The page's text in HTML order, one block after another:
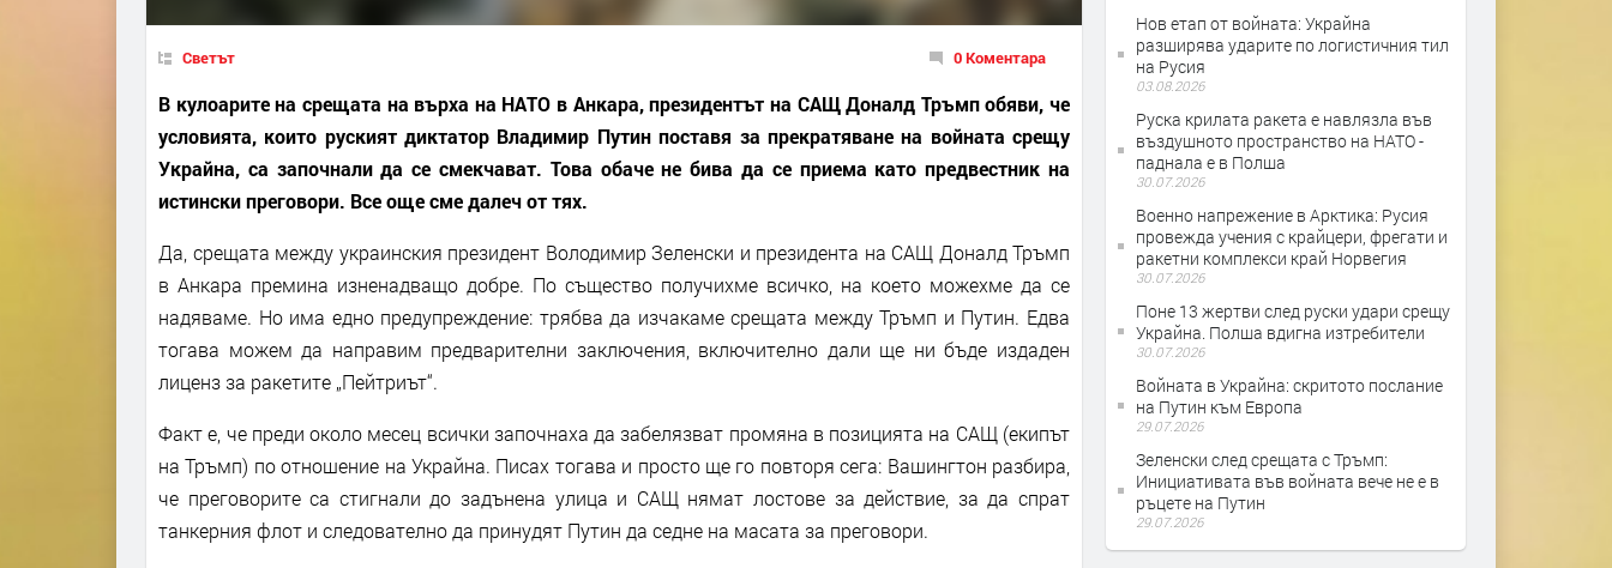
Светът 0 Коментара
В кулоарите на срещата на върха на НАТО в Анкара, президентът на САЩ Доналд Тръмп обяви, че
условията, които руският диктатор Владимир Путин поставя за прекратяване на войната срещу
Украйна, са започнали да се смекчават. Това обаче не бива да се приема като предвестник на
истински преговори. Все още сме далеч от тях.
Да, срещата между украинския президент Володимир Зеленски и президента на САЩ Доналд Тръмп
в Анкара премина изненадващо добре. По същество получихме всичко, на което можехме да се
надяваме. Но има едно предупреждение: трябва да изчакаме срещата между Тръмп и Путин. Едва
тогава можем да направим предварителни заключения, включително дали ще ни бъде издаден
лиценз за ракетите „Пейтриът“.
Факт е, че преди около месец всички започнаха да забелязват промяна в позицията на САЩ (екипът
на Тръмп) по отношение на Украйна. Писах тогава и просто ще го повторя сега: Вашингтон разбира,
че преговорите са стигнали до задънена улица и САЩ нямат лостове за действие, за да спрат
танкерния флот и следователно да принудят Путин да седне на масата за преговори.
Нов етап от войната: Украйна
разширява ударите по логистичния тил
на Русия
03.08.2026
Руска крилата ракета е навлязла във
въздушното пространство на НАТО -
паднала е в Полша
30.07.2026
Военно напрежение в Арктика: Русия
провежда учения с крайцери, фрегати и
ракетни комплекси край Норвегия
30.07.2026
Поне 13 жертви след руски удари срещу
Украйна. Полша вдигна изтребители
30.07.2026
Войната в Украйна: скритото послание
на Путин към Европа
29.07.2026
Зеленски след срещата с Тръмп:
Инициативата във войната вече не е в
ръцете на Путин
29.07.2026